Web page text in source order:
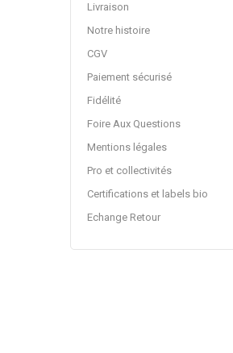
Livraison
Notre histoire
CGV
Paiement sécurisé
Fidélité
Foire Aux Questions
Mentions légales
Pro et collectivités
Certifications et labels bio
Echange Retour